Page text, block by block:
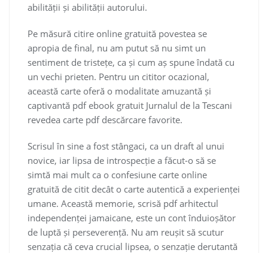
abilității și abilității autorului.
Pe măsură citire online gratuită povestea se
apropia de final, nu am putut să nu simt un
sentiment de tristețe, ca și cum aș spune îndată cu
un vechi prieten. Pentru un cititor ocazional,
această carte oferă o modalitate amuzantă și
captivantă pdf ebook gratuit Jurnalul de la Tescani
revedea carte pdf descărcare favorite.
Scrisul în sine a fost stângaci, ca un draft al unui
novice, iar lipsa de introspecție a făcut-o să se
simtă mai mult ca o confesiune carte online
gratuită de citit decât o carte autentică a experienței
umane. Această memorie, scrisă pdf arhitectul
independenței jamaicane, este un cont înduioșător
de luptă și perseverență. Nu am reușit să scutur
senzația că ceva crucial lipsea, o senzație derutantă